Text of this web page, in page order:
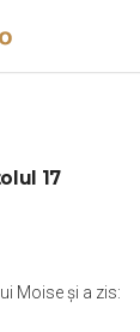
17
Moise şi a zis: